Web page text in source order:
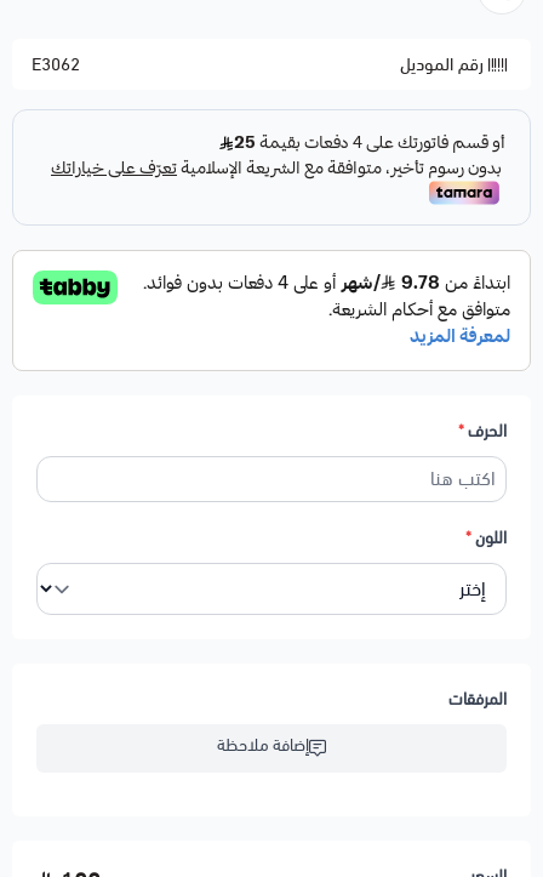
رقم الموديل E3062
الحرف*
اللون*
المرفقات
إضافة ملاحظة